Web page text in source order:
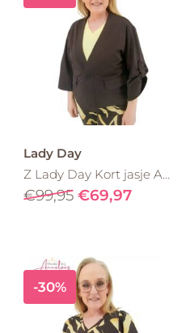
Lady Day
Z Lady Day Kort jasje Adeline L45.475.3205 bruin
€99,95 €69,97
-30%